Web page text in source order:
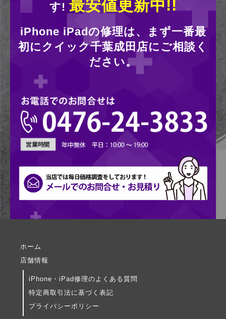
す! 最安値更新中!!
iPhone iPadの修理は、まず一番最
初にクイック千葉成田店にご相談く
ださい。
ホーム
店舗情報
iPhone・iPad修理のよくある質問
特定商取引法に基づく表記
プライバシーポリシー